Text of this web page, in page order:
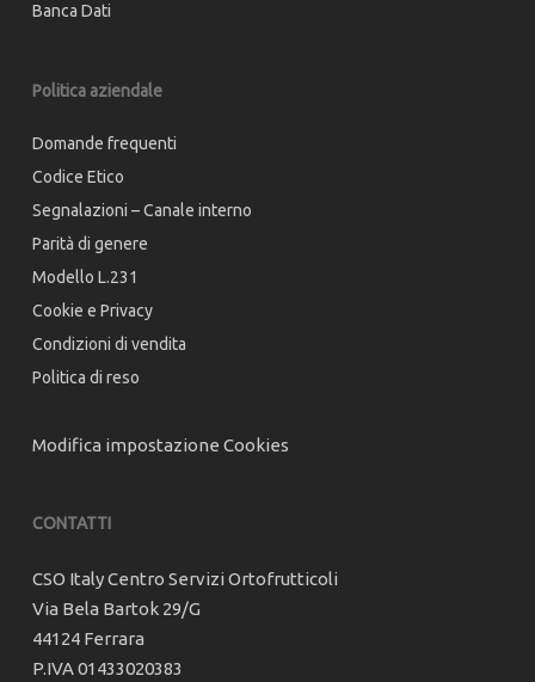
Banca Dati
Politica aziendale
Domande frequenti
Codice Etico
Segnalazioni – Canale interno
Parità di genere
Modello L.231
Cookie e Privacy
Condizioni di vendita
Politica di reso
Modifica impostazione Cookies
CONTATTI
CSO Italy Centro Servizi Ortofrutticoli
Via Bela Bartok 29/G
44124 Ferrara
P.IVA 01433020383